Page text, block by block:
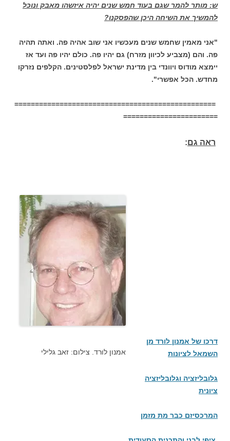
ש: מותר להמר שגם בעוד חמש שנים יהיה איזשהו מאבק ונוכל
להמשיך את השיחה היכן שהפסקנו?
"אני מאמין שחמש שנים מעכשיו אני שוב אהיה פה. ואתה תהיה
פה. והם (מצביע לכיוון מזרח) גם יהיו פה. כולם יהיו פה ועד אז
יימצא מודוס ויוונדי בין מדינת ישראל לפלסטינים. הקלפים נזרקו
מחדש. הכל אפשרי".
=================================================
=======================
ראה גם:
אמנון לורד. צילום: זאב גלילי
דרכו של אמנון לורד מן
השמאל לציונות
גלובליזציה וגלובליזציה
ציונית
המרכסיזם כבר מת מזמן